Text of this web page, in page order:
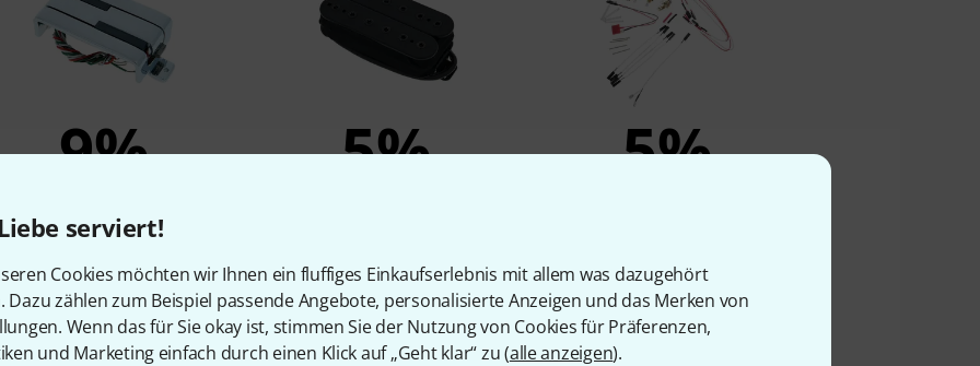
serviert!
Cookies möchten wir Ihnen ein fluffiges Einkaufserlebnis mit allem was dazugehört
Dazu zählen zum Beispiel passende Angebote, personalisierte Anzeigen und das Merken von
Wenn das für Sie okay ist, stimmen Sie der Nutzung von Cookies für Präferenzen,
und Marketing einfach durch einen Klick auf „Geht klar“ zu (alle anzeigen).
9%
Lace Pickups Alumitone
Humbucker 3.4K CH
156 €
5%
Black Winter Trem/BR
129 €
5%
165 €